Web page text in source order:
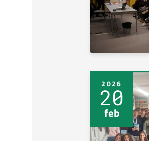
2026
20
feb